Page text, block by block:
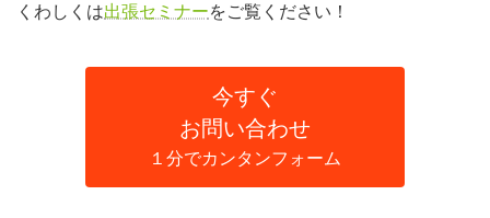
くわしくは出張セミナーをご覧ください！
今すぐ
お問い合わせ
１分でカンタンフォーム